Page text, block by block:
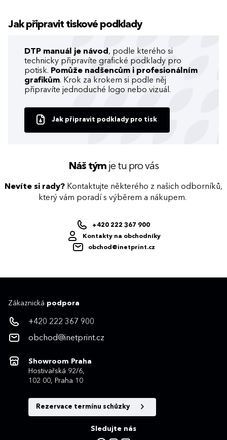
Jak připravit tiskové podklady
DTP manuál je návod , podle kterého si
technicky připravíte grafické podklady pro
potisk. Pomůže nadšencům i profesionálním
grafikům. Krok za krokem si podle něj
připravíte jednoduché logo nebo vizuál.
Jak připravit podklady pro tisk
Náš týmje tu pro vás
Nevíte si rady? Kontaktujte některého z našich odborníků,
který vám poradí s výběrem a nákupem.
+420 222 367 900
Kontakty na obchodníky
obchod@inetprint.cz
Zákaznická podpora
+420 222 367 900
obchod@inetprint.cz
Showroom Praha
Hostivařská 92/6,
102 00, Praha 10
Rezervace termínu schůzky
Sledujte nás